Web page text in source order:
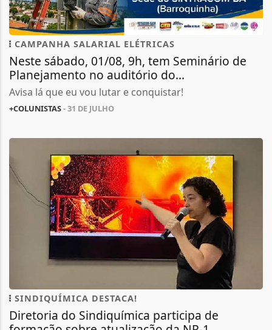
CAMPANHA SALARIAL ELÉTRICAS
Neste sábado, 01/08, 9h, tem Seminário de
Planejamento no auditório do...
Avisa lá que eu vou lutar e conquistar!
+COLUNISTAS- 31 DE JULHO
SINDIQUÍMICA DESTACA!
Diretoria do Sindiquímica participa de